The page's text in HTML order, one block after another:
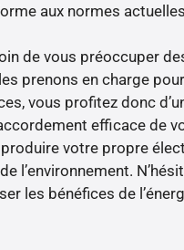
aux normes
de vous préoccuper
prenons en charge
vous profitez donc
efficace de
votre propre
l’environnement.
les bénéfices de